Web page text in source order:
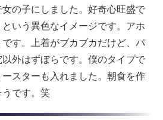
の子にしました。好奇心旺盛で
いう異色なイメージです。アホ
す。上着がブカブカだけど、パ
外はずぼらです。僕のタイプで
スターも入れました。朝食を作
です。笑